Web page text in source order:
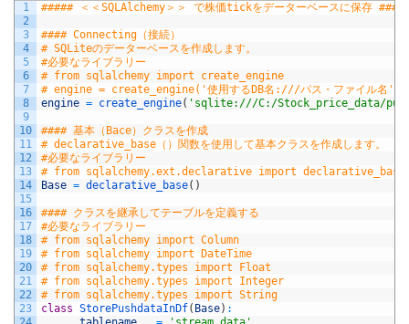
1
2
3
4
5
6
7
8
9
10
11
12
13
14
15
16
17
18
19
20
21
22
23
##### ＜＜SQLAlchemy＞＞ で株価tickをデーターベースに保存 ####
#### Connecting（接続）
# SQLiteのデーターベースを作成します。
#必要なライブラリー
# from sqlalchemy import create_engine
# engine = create_engine('使用するDB名:///パス・ファイル名',
engine = create_engine( 'sqlite:///C:/Stock_price_data/
#### 基本（Bace）クラスを作成
# declarative_base（）関数を使用して基本クラスを作成します。
#必要なライブラリー
# from sqlalchemy.ext.declarative import declarative_base
Base = declarative_base( )
#### クラスを継承してテーブルを定義する
#必要なライブラリー
# from sqlalchemy import Column
# from sqlalchemy import DateTime
# from sqlalchemy.types import Float
# from sqlalchemy.types import Integer
# from sqlalchemy.types import String
class StorePushdataInDf( Base) :